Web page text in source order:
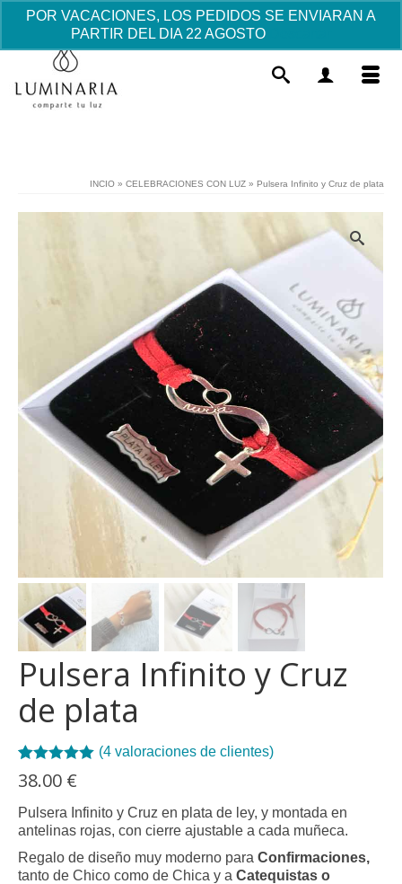
POR VACACIONES, LOS PEDIDOS SE ENVIARAN A
PARTIR DEL DIA 22 AGOSTO
INCIO » CELEBRACIONES CON LUZ » Pulsera Infinito y Cruz de plata
Pulsera Infinito y Cruz
de plata
Valorado con
5.00de 5 en
4
valoraciones
de clientes
(4 valoraciones de clientes)
38.00 €
Pulsera Infinito y Cruz en plata de ley, y montada en
antelinas rojas, con cierre ajustable a cada muñeca.
Regalo de diseño muy moderno para Confirmaciones,
tanto de Chico como de Chica y a Catequistas o
Set Bolígrafo y Roller Roma - rojo
25.46€ + AÑADIR